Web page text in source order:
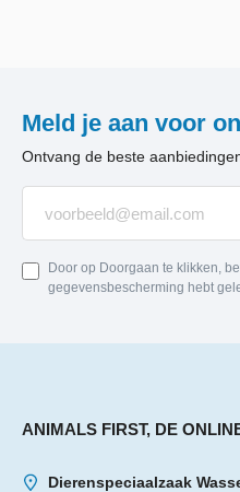
Meld je aan voor
Ontvang de beste
Door op Doorgaan te klikken,
gegevensbescherming hebt
ANIMALS FIRST, DE
Dierenspeciaalzaak